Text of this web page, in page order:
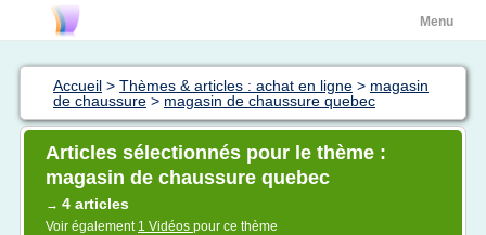
Menu
Accueil > Thèmes & articles : achat en ligne > magasin
de chaussure > magasin de chaussure quebec
Articles sélectionnés pour le thème :
magasin de chaussure quebec
→ 4 articles
Voir également 1 Vidéos pour ce thème